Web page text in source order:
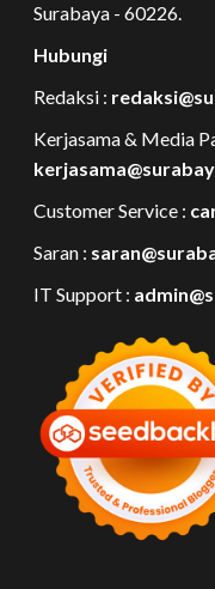
Surabaya - 60226.
Hubungi
Redaksi :
Kerjasama & Media
Customer Service :
Saran :
IT Support :